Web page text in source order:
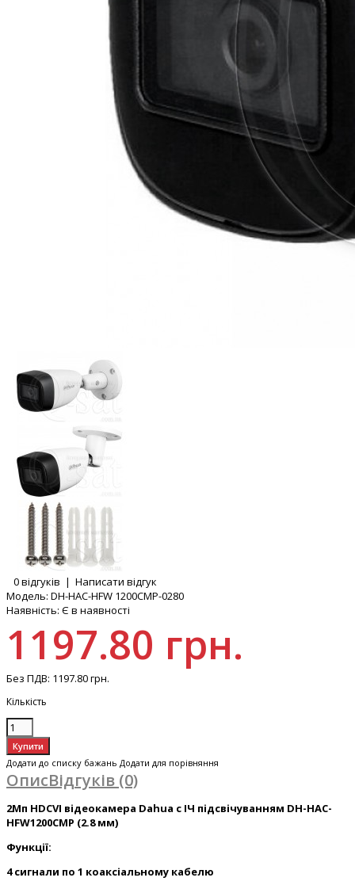
0 відгуків | Написати відгук
Модель: DH-HAC-HFW 1200CMP-0280
Наявність: Є в наявності
1197.80 грн.
Без ПДВ: 1197.80 грн.
Кількість
Додати до списку бажань Додати для порівняння
ОписВідгуків (0)
2Mп HDCVI відеокамера Dahua c ІЧ підсвічуванням DH-HAC-
HFW1200CMP (2.8 мм)
Функції:
4 сигнали по 1 коаксіальному кабелю